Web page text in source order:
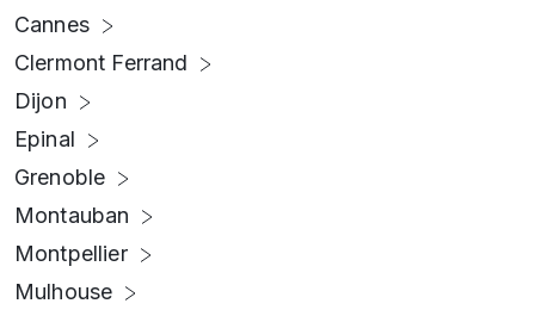
Cannes
Clermont Ferrand
Dijon
Epinal
Grenoble
Montauban
Montpellier
Mulhouse